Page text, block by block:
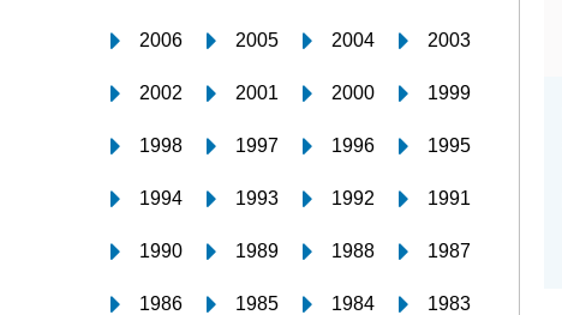
2006 2005 2004 2003
2002 2001 2000 1999
1998 1997 1996 1995
1994 1993 1992 1991
1990 1989 1988 1987
1986 1985 1984 1983